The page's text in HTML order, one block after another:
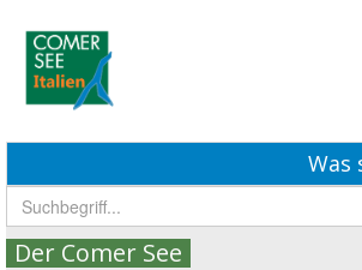
Was
Der Comer See